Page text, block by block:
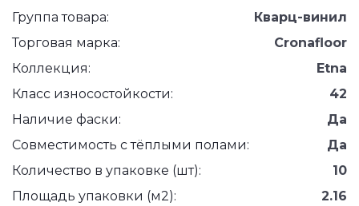
Группа товара:
Кварц-винил
Торговая марка:
Cronafloor
Коллекция:
Etna
Класс износостойкости:
42
Наличие фаски:
Да
Совместимость с тёплыми полами:
Да
Количество в упаковке (шт):
10
Площадь упаковки (м2):
2.16